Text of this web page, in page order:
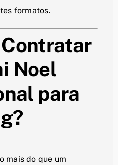
formatos.
Contratar
Noel
para
mais do que um